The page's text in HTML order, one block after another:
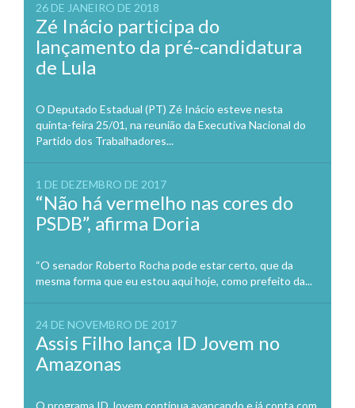
26 DE JANEIRO DE 2018
Zé Inácio participa do
lançamento da pré-candidatura
de Lula
O Deputado Estadual (PT) Zé Inácio esteve nesta
quinta-feira 25/01, na reunião da Executiva Nacional do
Partido dos Trabalhadores...
1 DE DEZEMBRO DE 2017
“Não há vermelho nas cores do
PSDB”, afirma Doria
“O senador Roberto Rocha pode estar certo, que da
mesma forma que eu estou aqui hoje, como prefeito da...
24 DE NOVEMBRO DE 2017
Assis Filho lança ID Jovem no
Amazonas
O programa ID Jovem continua avançando e já conta com